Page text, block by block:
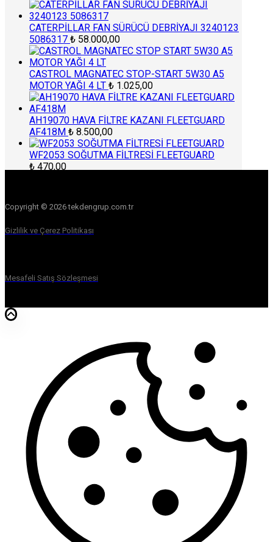
CATERPİLLAR FAN SÜRÜCÜ DEBRİYAJI 3240123
5086317 ₺ 58.000,00
CASTROL MAGNATEC STOP-START 5W30 A5
MOTOR YAĞI 4 LT ₺ 1.025,00
AH19070 HAVA FİLTRE KAZANI FLEETGUARD
AF418M ₺ 8.500,00
WF2053 SOĞUTMA FİLTRESİ FLEETGUARD
₺ 470,00
Copyright © 2026 tekdengrup.com.tr
Gizlilik ve Çerez Politikası
Mesafeli Satış Sözleşmesi